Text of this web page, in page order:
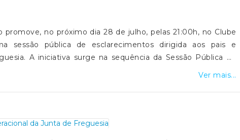
promove, no próximo dia 28 de julho, pelas 21:00h, no Clube
sessão pública de esclarecimentos dirigida aos pais e
A iniciativa surge na sequência da Sessão Pública de
de Educação, realizada no dia 24 de novembro de 2025, e
os encaminhamentos e as decisões resultantes da
Ver mais...